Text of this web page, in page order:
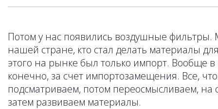
Потом у нас появились воздушные
нашей стране, кто стал делать материалы
этого на рынке был только импорт. Вообще
конечно, за счет импортозамещения. Все,
подсматриваем, потом переосмысливаем, на
затем развиваем материалы.